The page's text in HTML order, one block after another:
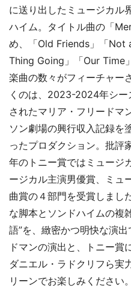
に送り出したミュージカル
ハイム。タイトル曲の「
め、「Old Friends」「Not
Thing Going」「Our Time
楽曲の数々がフィーチャー
くのは、2023-2024年シー
されたマリア・フリードマ
ソン劇場の興行収入記録を
ったプロダクション。批評
年のトニー賞ではミュージ
ージカル主演男優賞、ミュ
曲賞の４部門を受賞しまし
な脚本とソンドハイムの複
語”を、緻密かつ明快な演
ドマンの演出と、トニー賞
ダニエル・ラドクリフら実
リーンでお楽しみください。